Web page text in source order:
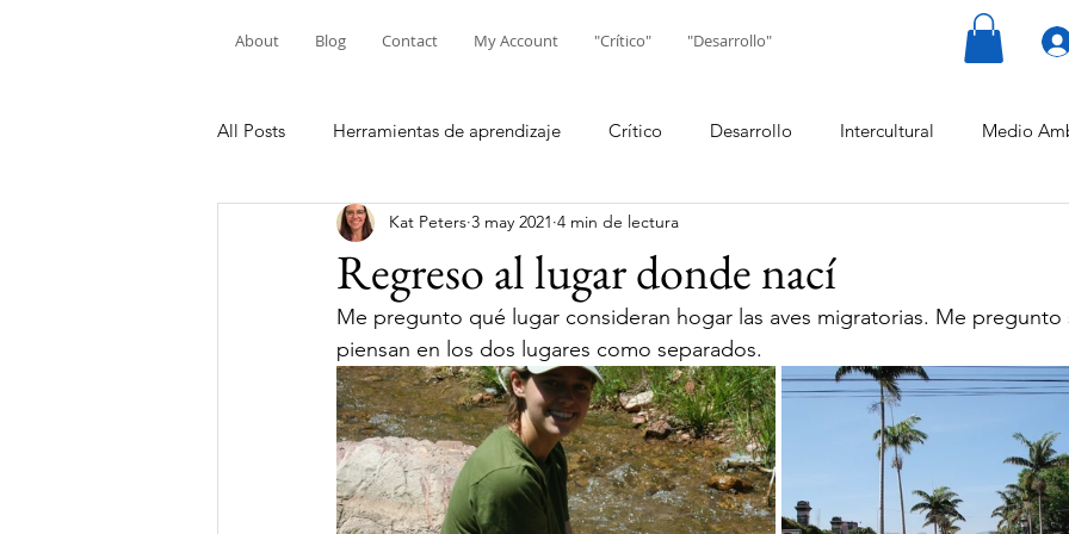
About Blog Contact My Account "Crítico" "Desarrollo"
All Posts Herramientas de aprendizaje Crítico Desarrollo Intercultural Medio
Auto-cuidado
Regreso al lugar donde nací
Kat Peters 3 may 2021 4 min de lectura
Me pregunto qué lugar consideran hogar las aves migratorias. Me
piensan en los dos lugares como separados.